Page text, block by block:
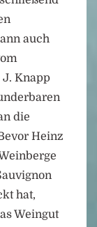
auch
Knapp
die
Heinz
hat,
Weingut